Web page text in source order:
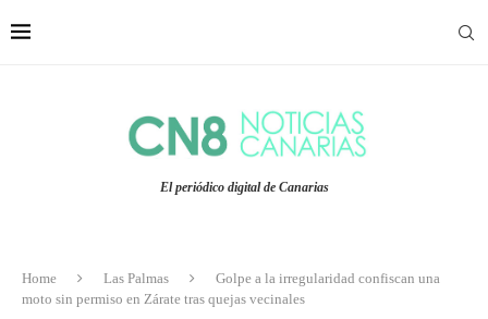
El periódico digital de Canarias
Home Las Palmas
Golpe a la irregularidad confiscan una
moto sin permiso en Zárate tras quejas vecinales